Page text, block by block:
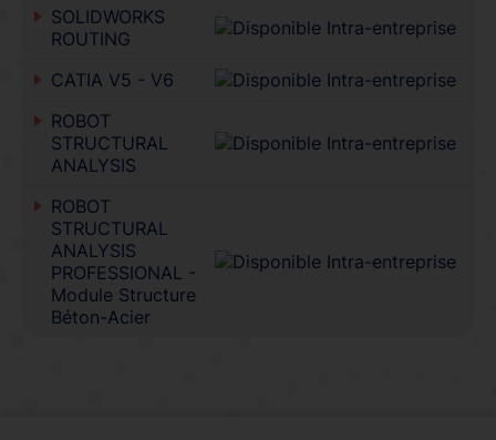
SOLIDWORKS
ROUTING
CATIA V5 - V6
ROBOT
STRUCTURAL
ANALYSIS
ROBOT
STRUCTURAL
ANALYSIS
PROFESSIONAL -
Module Structure
Béton-Acier